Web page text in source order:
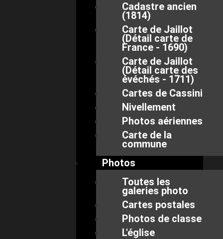
Cadastre ancien
(1814)
Carte de Jaillot
(Détail carte de
France - 1690)
Carte de Jaillot
(Détail carte des
évéchés - 1711)
Cartes de Cassini
Nivellement
Photos aériennes
Carte de la
commune
Photos
Toutes les
galeries photo
Cartes postales
Photos de classe
L'église